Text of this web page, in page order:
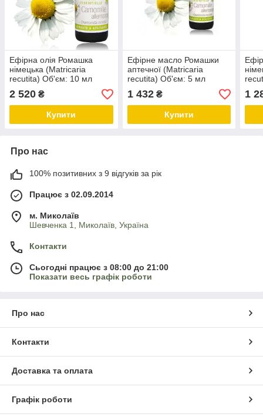
Ефірна олія Ромашка
німецька (Matricaria
recutita) Об'єм: 10 мл
2 520 ₴
Купити
Ефірне масло Ромашки
аптечної (Matricaria
recutita) Об'єм: 5 мл
1 432₴
Купити
1
Про нас
100% позитивних з 9 відгуків за рік
Працює з 02.09.2014
м. Миколаїв
Шевченка 1, Миколаїв, Україна
Контакти
Сьогодні працює з 08:00 до 21:00
Показати весь графік роботи
Про нас
Контакти
Доставка та оплата
Графік роботи